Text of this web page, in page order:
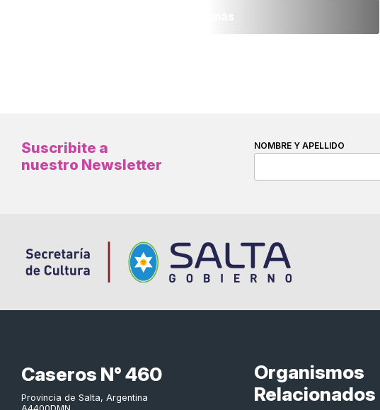
Suscribite a
nuestro Newsletter
NOMBRE Y APELLIDO
Caseros N° 460
Provincia de Salta, Argentina
Organismos
Relacionados